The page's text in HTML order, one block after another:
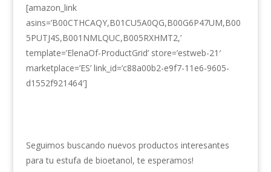
[amazon_link
asins=’B00CTHCAQY,B01CU5A0QG,B00G6P47UM,B00
5PUTJ4S,B001NMLQUC,B005RXHMT2,’
template=’ElenaOf-ProductGrid’ store=’estweb-21′
marketplace=’ES’ link_id=’c88a00b2-e9f7-11e6-9605-
d1552f921464′]
Seguimos buscando nuevos productos interesantes
para tu estufa de bioetanol, te esperamos!